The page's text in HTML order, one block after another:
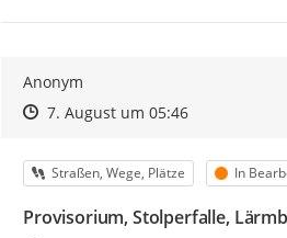
Anonym
Zeitpunkt des Erstellens
Zeitpunkt des Erstellens
7. August um 05:46Zur Äußerung
Kategorie
Straßen, Wege, Plätze Status
In
Provisorium, Stolperfalle,